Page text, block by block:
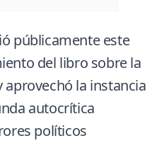
públicamente este
del libro sobre la
aprovechó la instancia
autocrítica
políticos